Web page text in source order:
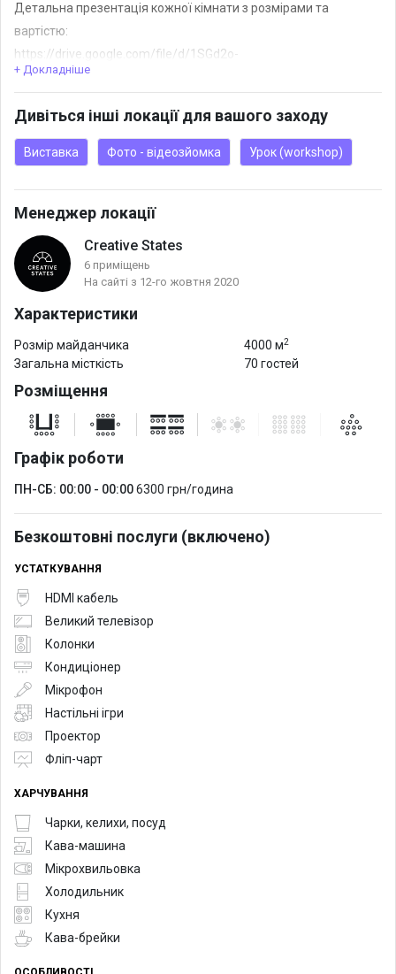
Детальна презентація кожної кімнати з розмірами та
вартістю:
https://drive.google.com/file/d/1SGd2o-
6yByAM4vagBzh4oNaPeTUuQjFf/view?usp=sharing
+ Докладніше
Дивіться інші локації для вашого заходу
Виставка Фото - відеозйомка Урок (workshop)
Менеджер локації
Creative States
6 приміщень
На сайті з 12-го жовтня 2020
Характеристики
Розмір майданчика 4000 м2
Загальна місткість 70 гостей
Розміщення
Графік роботи
ПН-СБ: 00:00 - 00:006300 грн/година
Безкоштовні послуги (включено)
УСТАТКУВАННЯ
HDMI кабель
Великий телевізор
Колонки
Кондиціонер
Мікрофон
Настільні ігри
Проектор
Фліп-чарт
ХАРЧУВАННЯ
Чарки, келихи, посуд
Кава-машина
Мікрохвильовка
Холодильник
Кухня
Кава-брейки